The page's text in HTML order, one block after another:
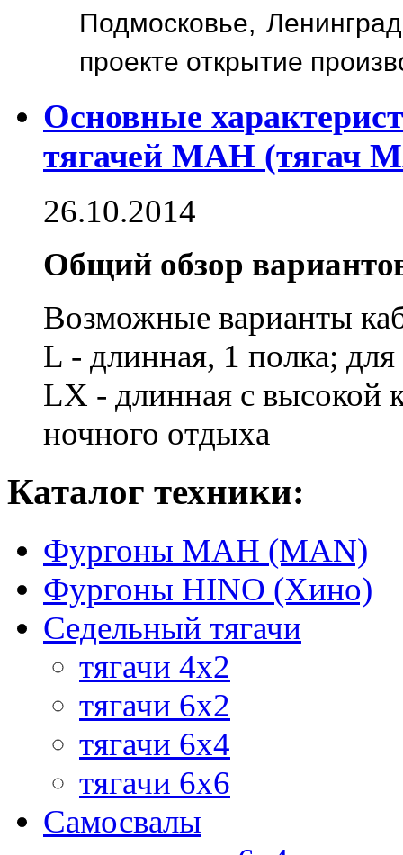
Подмосковье,
проекте открытие
Основные
тягачей МАН (тягач
26.10.2014
Общий обзор
Возможные варианты
L - длинная, 1 полка;
LX - длинная с высокой
ночного отдыха
Каталог техники:
Фургоны МАН (MAN)
Фургоны HINO (Хино)
Седельный тягачи
тягачи 4х2
тягачи 6х2
тягачи 6х4
тягачи 6х6
Самосвалы